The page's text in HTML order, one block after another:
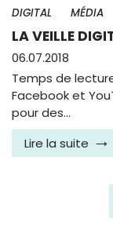
DIGITAL MÉDIA
LA VEILLE
06.07.2018
Temps de
Facebook et
pour des…
Lire la suite